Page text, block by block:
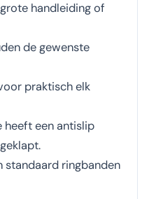
handleiding of
de gewenste
praktisch elk
heeft een antislip
ringbanden